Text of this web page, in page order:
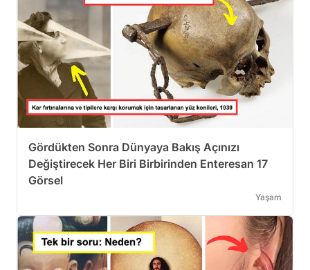
Gördükten Sonra Dünyaya Bakış Açınızı
Değiştirecek Her Biri Birbirinden Enteresan 17
Görsel
Yaşam